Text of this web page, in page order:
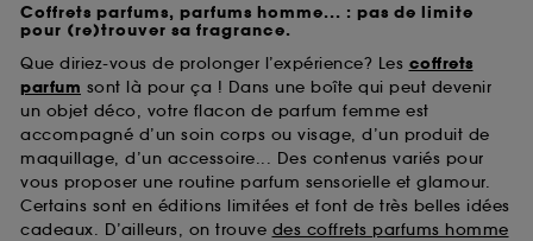
Coffrets parfums, parfums homme... : pas de limite
pour (re)trouver sa fragrance.
Que diriez-vous de prolonger l’expérience? Les coffrets
parfum sont là pour ça ! Dans une boîte qui peut devenir
un objet déco, votre flacon de parfum femme est
accompagné d’un soin corps ou visage, d’un produit de
maquillage, d’un accessoire... Des contenus variés pour
vous proposer une routine parfum sensorielle et glamour.
Certains sont en éditions limitées et font de très belles idées
cadeaux. D’ailleurs, on trouve des coffrets parfums homme